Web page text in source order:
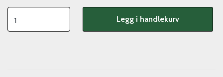
Legg i handlekurv